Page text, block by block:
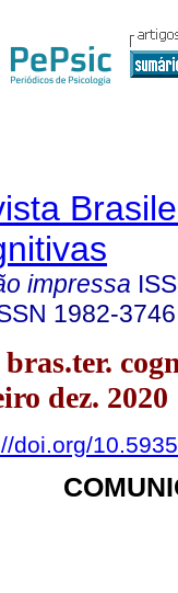
impressa
1982-3746
bras.ter.
dez. 2020
doi.org/